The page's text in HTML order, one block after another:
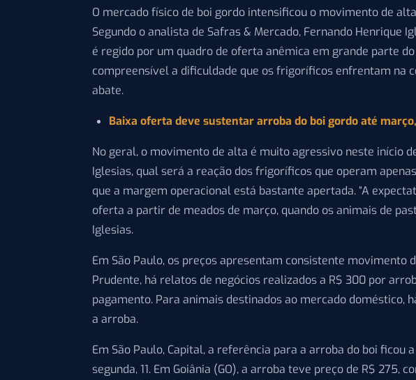
O mercado físico de boi gordo intensificou o movimento de
Segundo o analista de Safras & Mercado, Fernando Henrique
é regido por um quadro de oferta anêmica em grande parte
compreensível a dificuldade que os frigoríficos enfrentam na
abate.
Baixa oferta deve sustentar arroba do boi gordo até
No geral, o movimento de alta é muito agressivo neste início
Iglesias, qual será a reação dos frigoríficos que operam
que a margem operacional está bastante apertada. “A
oferta a partir de meados de março, quando os animais de
Iglesias.
Em São Paulo, os preços apresentam consistente movimento
Prudente, há relatos de negócios realizados a R$ 300 por
pagamento. Para animais destinados ao mercado doméstico,
a arroba.
Em São Paulo, Capital, a referência para a arroba do boi ficou
segunda, 11. Em Goiânia (GO), a arroba teve preço de R$ 275,